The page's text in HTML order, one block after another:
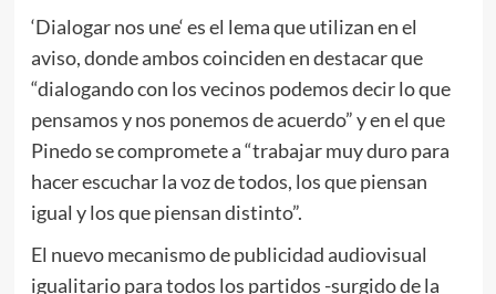
‘Dialogar nos une‘ es el lema que utilizan en el
aviso, donde ambos coinciden en destacar que
“dialogando con los vecinos podemos decir lo que
pensamos y nos ponemos de acuerdo” y en el que
Pinedo se compromete a “trabajar muy duro para
hacer escuchar la voz de todos, los que piensan
igual y los que piensan distinto”.
El nuevo mecanismo de publicidad audiovisual
igualitario para todos los partidos -surgido de la